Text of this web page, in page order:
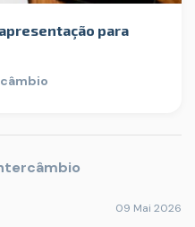
para
09 Mai 2026